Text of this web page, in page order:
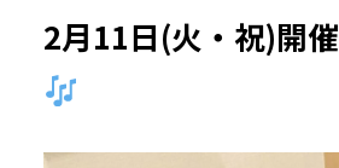
2月11日(火・祝)開催